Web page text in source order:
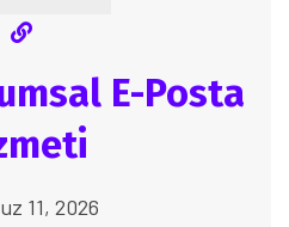
E-Posta
11, 2026